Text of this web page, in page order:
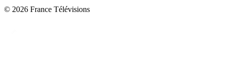
© 2026 France Télévisions